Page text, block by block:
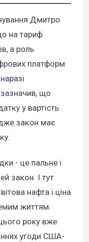
Дмитро
на тариф
а роль
платформ
зазначив, що
у вартість
закон має
- це пальне і
закон. І тут
нафта і ціна
життям.
року вже
угоди США-